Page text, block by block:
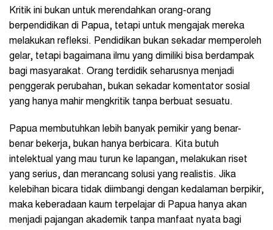
Kritik ini bukan untuk merendahkan orang-orang
berpendidikan di Papua, tetapi untuk mengajak mereka
melakukan refleksi. Pendidikan bukan sekadar memperoleh
gelar, tetapi bagaimana ilmu yang dimiliki bisa berdampak
bagi masyarakat. Orang terdidik seharusnya menjadi
penggerak perubahan, bukan sekadar komentator sosial
yang hanya mahir mengkritik tanpa berbuat sesuatu.
Papua membutuhkan lebih banyak pemikir yang benar-
benar bekerja, bukan hanya berbicara. Kita butuh
intelektual yang mau turun ke lapangan, melakukan riset
yang serius, dan merancang solusi yang realistis. Jika
kelebihan bicara tidak diimbangi dengan kedalaman berpikir,
maka keberadaan kaum terpelajar di Papua hanya akan
menjadi pajangan akademik tanpa manfaat nyata bagi